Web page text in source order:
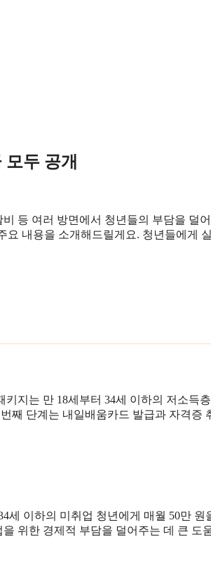
두 공개
등 여러 방면에서 청년들의 부담을 덜
요 내용을 소개해드릴게요. 청년들에게
키지는 만 18세부터 34세 이하의 저소득
째 단계는 내일배움카드 발급과 자격증
세 이하의 미취업 청년에게 매월 50만 원
위한 경제적 부담을 덜어주는 데 큰 도